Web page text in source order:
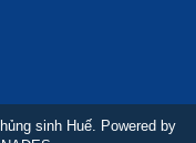
sinh Huế. Powered by